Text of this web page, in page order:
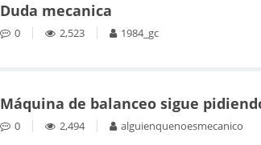
Duda mecanica
0 2,523 1984_gc
Máquina de balanceo sigue
0 2,494 alguienquenoesmecanico